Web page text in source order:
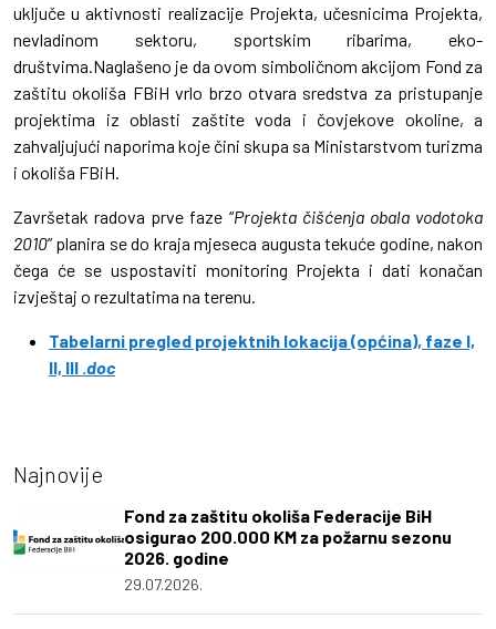
uključe u aktivnosti realizacije Projekta, učesnicima Projekta,
nevladinom sektoru, sportskim ribarima, eko-
društvima.Naglašeno je da ovom simboličnom akcijom Fond za
zaštitu okoliša FBiH vrlo brzo otvara sredstva za pristupanje
projektima iz oblasti zaštite voda i čovjekove okoline, a
zahvaljujući naporima koje čini skupa sa Ministarstvom turizma
i okoliša FBiH.
Završetak radova prve faze “Projekta čišćenja obala vodotoka
2010” planira se do kraja mjeseca augusta tekuće godine, nakon
čega će se uspostaviti monitoring Projekta i dati konačan
izvještaj o rezultatima na terenu.
Tabelarni pregled projektnih lokacija (općina), faze I,
II, III .doc
Najnovije
Fond za zaštitu okoliša Federacije BiH
osigurao 200.000 KM za požarnu sezonu
2026. godine
29.07.2026.